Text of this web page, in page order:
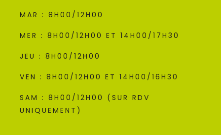
MAR : 8H00/12H00
MER : 8H00/12H00 ET 14H00/17H30
JEU : 8H00/12H00
VEN : 8H00/12H00 ET 14H00/16H30
SAM : 8H00/12H00 (SUR RDV
UNIQUEMENT)